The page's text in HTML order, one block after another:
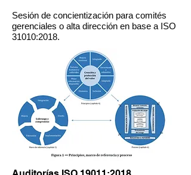
Sesión de concientización para comités
gerenciales o alta dirección en base a ISO
31010:2018.